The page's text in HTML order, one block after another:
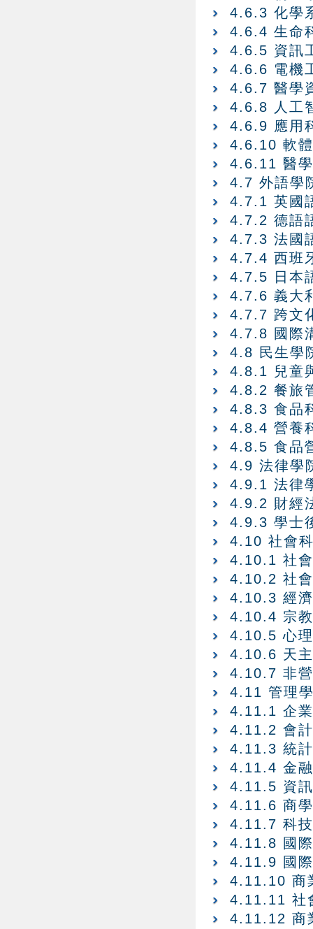
4.6.3 化學
4.6.4 生命
4.6.5 資訊
4.6.6 電機
4.6.7 醫學
4.6.8 人工
4.6.9 應用
4.6.10 軟
4.6.11 醫
4.7 外語學
4.7.1 英國
4.7.2 德語
4.7.3 法國
4.7.4 西班
4.7.5 日本
4.7.6 義大
4.7.7 跨文
4.7.8 國際
4.8 民生學
4.8.1 兒童
4.8.2 餐旅
4.8.3 食品
4.8.4 營養
4.8.5 食品
4.9 法律學
4.9.1 法律
4.9.2 財經
4.9.3 學士
4.10 社會
4.10.1 社
4.10.2 社
4.10.3 經
4.10.4 宗
4.10.5 心
4.10.6 天
4.10.7 非
4.11 管理
4.11.1 企
4.11.2 會
4.11.3 統
4.11.4 金
4.11.5 資
4.11.6 商
4.11.7 科
4.11.8 國
4.11.9 國
4.11.10 商
4.11.11 社
4.11.12 商